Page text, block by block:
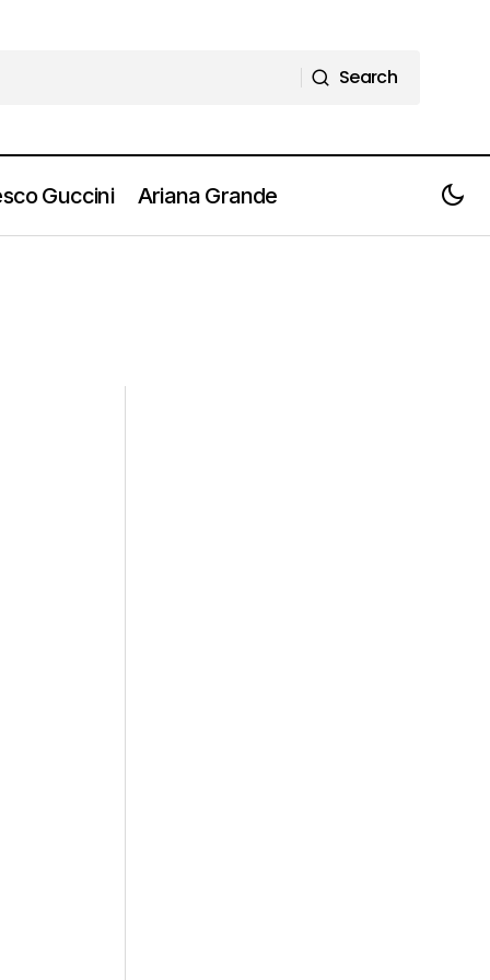
Search
Guccini Ariana Grande